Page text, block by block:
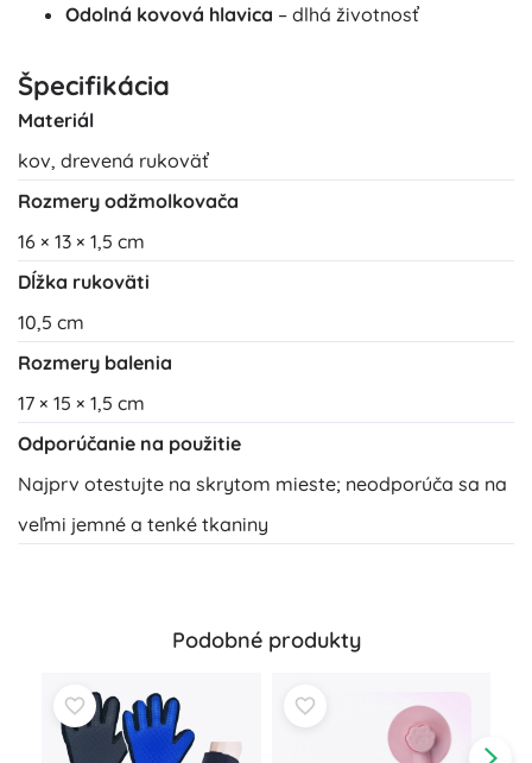
Odolná kovová hlavica – dlhá životnosť
Špecifikácia
Materiál
kov, drevená rukoväť
Rozmery odžmolkovača
16 × 13 × 1,5 cm
Dĺžka rukoväti
10,5 cm
Rozmery balenia
17 × 15 × 1,5 cm
Odporúčanie na použitie
Najprv otestujte na skrytom mieste; neodporúča sa na
veľmi jemné a tenké tkaniny
Podobné produkty